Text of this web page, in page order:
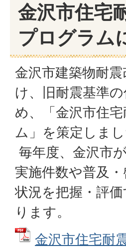
金沢市住宅
プログラム
金沢市建築物耐
け、旧耐震基準
め、「金沢市住
ム」を策定しまし
毎年度、金沢市
実施件数や普及
状況を把握・評
ります。
金沢市住宅耐